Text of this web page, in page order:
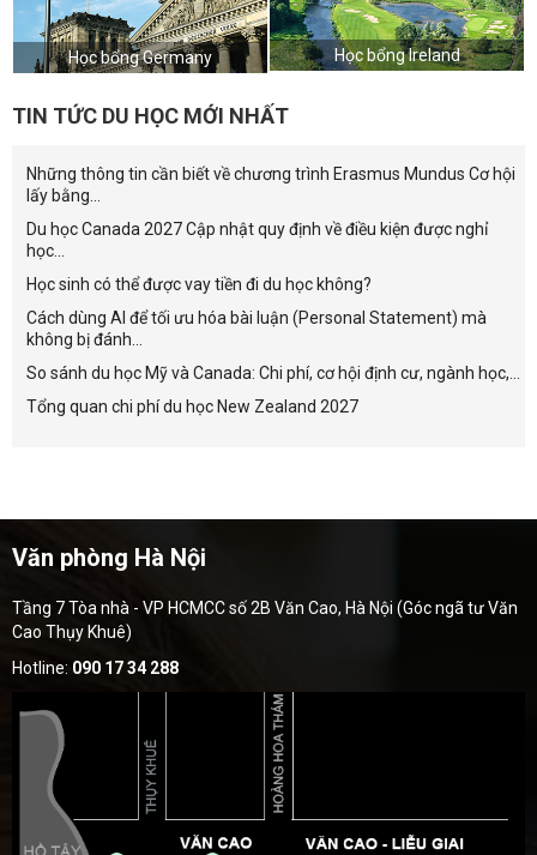
Học bổng Germany Học bổng Ireland
TIN TỨC DU HỌC MỚI NHẤT
Những thông tin cần biết về chương trình Erasmus Mundus Cơ hội
lấy bằng...
Du học Canada 2027 Cập nhật quy định về điều kiện được nghỉ
học...
Học sinh có thể được vay tiền đi du học không?
Cách dùng AI để tối ưu hóa bài luận (Personal Statement) mà
không bị đánh...
So sánh du học Mỹ và Canada: Chi phí, cơ hội định cư, ngành học,...
Tổng quan chi phí du học New Zealand 2027
Văn phòng Hà Nội
Tầng 7 Tòa nhà - VP HCMCC số 2B Văn Cao, Hà Nội (Góc ngã tư Văn
Cao Thụy Khuê)
Hotline: 090 17 34 288